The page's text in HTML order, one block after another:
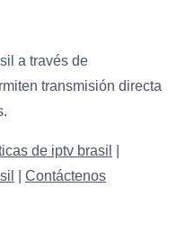
a través de
transmisión directa
de iptv brasil
Contáctenos